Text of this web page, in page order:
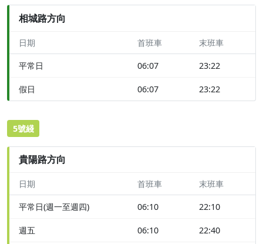
相城路方向
日期 首班車 末班車
平常日 06:07 23:22
假日 06:07 23:22
5號綫
貴陽路方向
日期 首班車 末班車
平常日(週一至週四) 06:10 22:10
週五 06:10 22:40